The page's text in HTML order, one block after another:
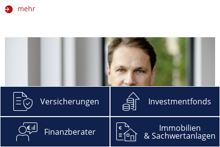
mehr
Versicherungen Investmentfonds
Finanzberater Immobilien
& Sachwertanlagen